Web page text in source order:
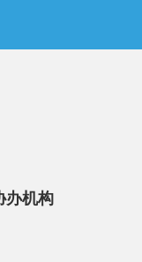
办机构